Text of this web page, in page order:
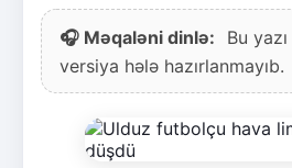
🎧 Məqaləni dinlə:
Bu
versiya hələ hazırlanmayıb.